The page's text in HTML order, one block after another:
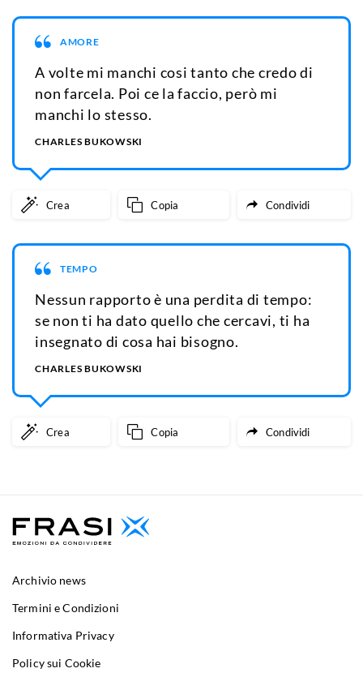
AMORE
A volte mi manchi cosi tanto che credo di
non farcela. Poi ce la faccio, però mi
manchi lo stesso.
CHARLES BUKOWSKI
Crea Copia Condividi
TEMPO
Nessun rapporto è una perdita di tempo:
se non ti ha dato quello che cercavi, ti ha
insegnato di cosa hai bisogno.
CHARLES BUKOWSKI
Crea Copia Condividi
Archivio news
Termini e Condizioni
Informativa Privacy
Policy sui Cookie